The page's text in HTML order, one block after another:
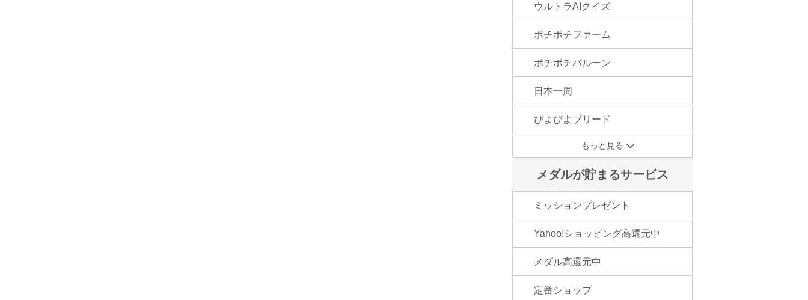
ウルトラAIクイズ
ポチポチファーム
ポチポチバルーン
日本一周
ぴよぴよブリード
もっと見る
メダルが貯まるサービス
ミッションプレゼント
Yahoo!ショッピング高還元中
メダル高還元中
定番ショップ